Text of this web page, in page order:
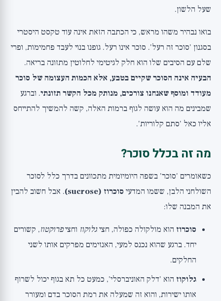
הטעמים
הבשורה הטובה: החיך מתאפס תוך שבועות
אז מה כן לעשות? המלצות מעשיות
הפרספקטיבה הרחבה
שעל הלשון.
בואו נבהיר משהו מראש, כי הכתבה הזאת אינה עוד טקסט היסטרי
בסגנון 'סוכר זה רעל'. סוכר אינו רעל. גופנו בנוי לעבד פחמימות, ופרי
שלם עם הסיבים שלו הוא חלק לגיטימי לחלוטין מתזונה בריאה.
הבעיה אינה הסוכר שקיים בטבע, אלא הכמות העצומה של סוכר
מעודד ומוסף שאנחנו צורכים, מנותק מכל הקשר תזונתי. וברגע
שמבינים מה הוא עושה לגוף ברמות האלה, קשה להמשיך להתייחס
אליו כאל 'סתם קלוריות'.
מה זה בכלל סוכר?
כשאומרים 'סוכר' בשפה היומיומית מתכוונים בדרך כלל לסוכר
השולחני הלבן, ששמו המדעי סוכרוז (sucrose)
. אבל חשוב להבין
את המבנה שלו:
סוכרוז הוא מולקולה כפולה, חציגלוקוז וחציפרוקטוז, קשורים
יחד. ברגע שהוא נכנס למעי, האנזימים מפרקים אותו לשני
החלקים.
גלוקוז הוא 'דלק האוניברסלי', כמעט כל תא בגוף יכול לשרוף
אותו ישירות, והוא זה שמעלה את רמת הסוכר בדם ומעורר